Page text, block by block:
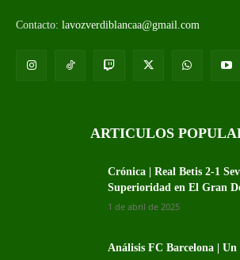
Contacto: lavozverdiblancaa@gmail.com
ARTICULOS
Crónica | Real Betis 2-1
Superioridad en El Gran
1 de abril de 2025
Análisis FC Barcelona | Un